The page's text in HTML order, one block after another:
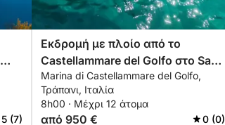
5 (7)
Εκδρομή με πλοίο από το
Castellammare del Golfo στο San
Vito Lo Capo
Marina di Castellammare del Golfo,
Τράπανι, Ιταλία
8h00 · Μέχρι 12 άτομα
από 950 € 0 (0)